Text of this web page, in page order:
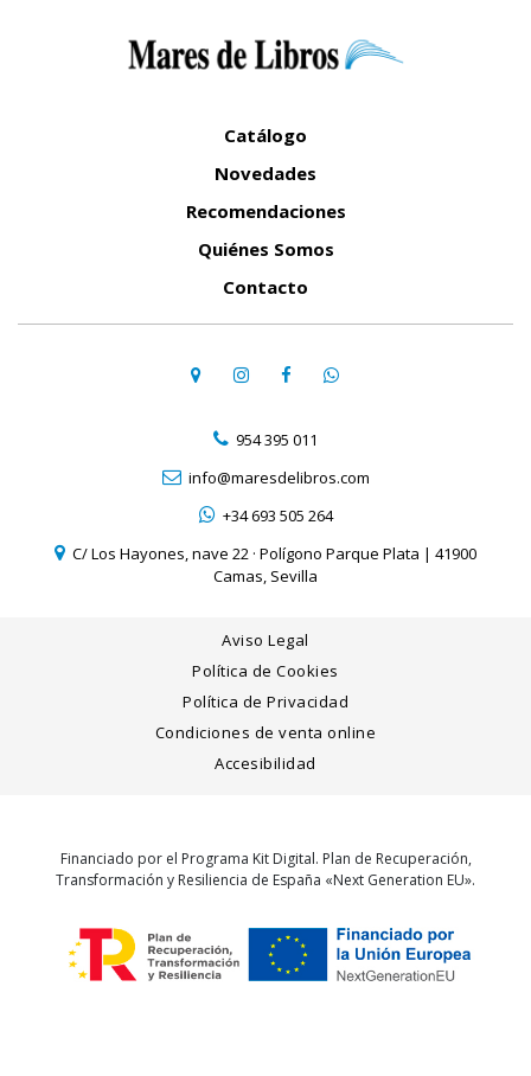
Catálogo
Novedades
Recomendaciones
Quiénes Somos
Contacto
954 395 011
info@maresdelibros.com
+34 693 505 264
C/ Los Hayones, nave 22 · Polígono Parque Plata | 41900
Camas, Sevilla
Aviso Legal
Política de Cookies
Política de Privacidad
Condiciones de venta online
Accesibilidad
Financiado por el Programa Kit Digital. Plan de Recuperación,
Transformación y Resiliencia de España «Next Generation EU».